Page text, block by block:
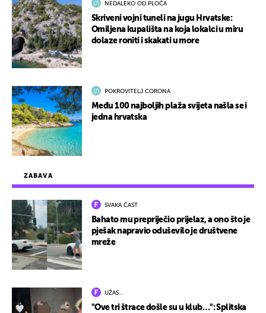
ZABAVA
SVAKA ČAST
Bahato mu prepriječio prijelaz, a ono što je
pješak napravio oduševilo je društvene
mreže
UŽAS…
"Ove tri štrace došle su u klub…": Splitska
NEDALEKO OD PLOČA
Skriveni vojni tuneli na jugu Hrvatske:
Omiljena kupališta na koja lokalci u miru
dolaze roniti i skakati u more
POKROVITELJ CORONA
Među 100 najboljih plaža svijeta našla se i
jedna hrvatska